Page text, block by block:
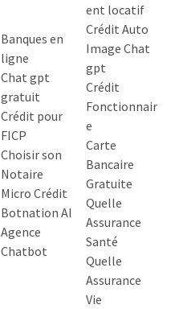
Banques en
ligne
Chat gpt
gratuit
Crédit pour
FICP
Choisir son
Notaire
Micro Crédit
Botnation AI
Agence
Chatbot
ent locatif
Crédit Auto
Image Chat
gpt
Crédit
Fonctionnair
e
Carte
Bancaire
Gratuite
Quelle
Assurance
Santé
Quelle
Assurance
Vie